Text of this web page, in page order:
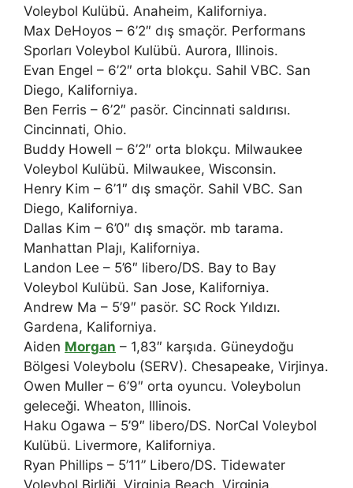
Voleybol Kulübü. Anaheim, Kaliforniya.
Max DeHoyos – 6’2″ dış smaçör. Performans
Sporları Voleybol Kulübü. Aurora, Illinois.
Evan Engel – 6’2″ orta blokçu. Sahil VBC. San
Diego, Kaliforniya.
Ben Ferris – 6’2″ pasör. Cincinnati saldırısı.
Cincinnati, Ohio.
Buddy Howell – 6’2″ orta blokçu. Milwaukee
Voleybol Kulübü. Milwaukee, Wisconsin.
Henry Kim – 6’1″ dış smaçör. Sahil VBC. San
Diego, Kaliforniya.
Dallas Kim – 6’0″ dış smaçör. mb tarama.
Manhattan Plajı, Kaliforniya.
Landon Lee – 5’6″ libero/DS. Bay to Bay
Voleybol Kulübü. San Jose, Kaliforniya.
Andrew Ma – 5’9″ pasör. SC Rock Yıldızı.
Gardena, Kaliforniya.
Aiden Morgan – 1,83″ karşıda. Güneydoğu
Bölgesi Voleybolu (SERV). Chesapeake, Virjinya.
Owen Muller – 6’9″ orta oyuncu. Voleybolun
geleceği. Wheaton, Illinois.
Haku Ogawa – 5’9″ libero/DS. NorCal Voleybol
Kulübü. Livermore, Kaliforniya.
Ryan Phillips – 5’11” Libero/DS. Tidewater
Voleybol Birliği. Virginia Beach, Virginia.